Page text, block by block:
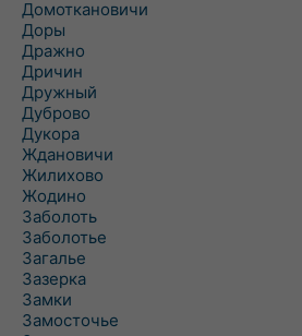
Домоткановичи
Доры
Дражно
Дричин
Дружный
Дуброво
Дукора
Ждановичи
Жилихово
Жодино
Заболоть
Заболотье
Загалье
Зазерка
Замки
Замосточье